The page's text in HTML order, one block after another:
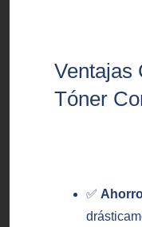
Ventajas
Tóner
✅